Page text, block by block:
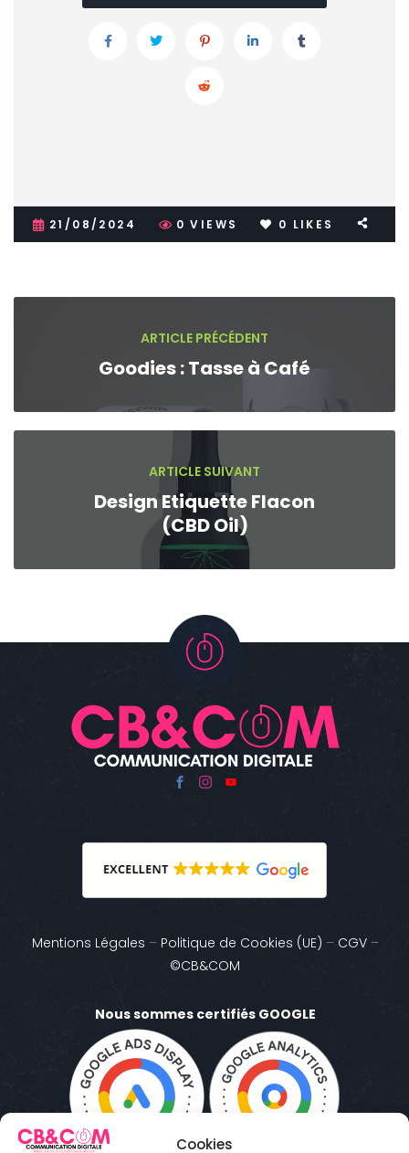
Cookies
21/08/2024 0 VIEWS 0 LIKES
ARTICLE PRÉCÉDENT
Goodies : Tasse à Café
ARTICLE SUIVANT
Design Etiquette Flacon
(CBD Oil)
Mentions Légales – Politique de Cookies (UE) – CGV–
©CB&COM
Nous sommes certifiés GOOGLE